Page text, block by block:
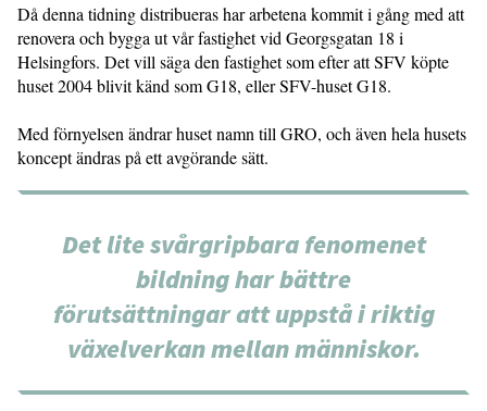
Då denna tidning distribueras har arbetena kommit i gång med att
renovera och bygga ut vår fastighet vid Georgsgatan 18 i
Helsingfors. Det vill säga den fastighet som efter att SFV köpte
huset 2004 blivit känd som G18, eller SFV-huset G18.
Med förnyelsen ändrar huset namn till GRO, och även hela husets
koncept ändras på ett avgörande sätt.
Det lite svårgripbara fenomenet
bildning har bättre
förutsättningar att uppstå i riktig
växelverkan mellan människor.